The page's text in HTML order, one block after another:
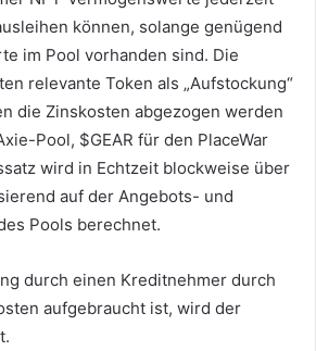
können, solange genügend
im Pool vorhanden sind. Die
relevante Token als „Aufstockung“
die Zinskosten abgezogen werden
Pool, $GEAR für den PlaceWar
wird in Echtzeit blockweise über
auf der Angebots- und
Pools berechnet.
durch einen Kreditnehmer durch
aufgebraucht ist, wird der